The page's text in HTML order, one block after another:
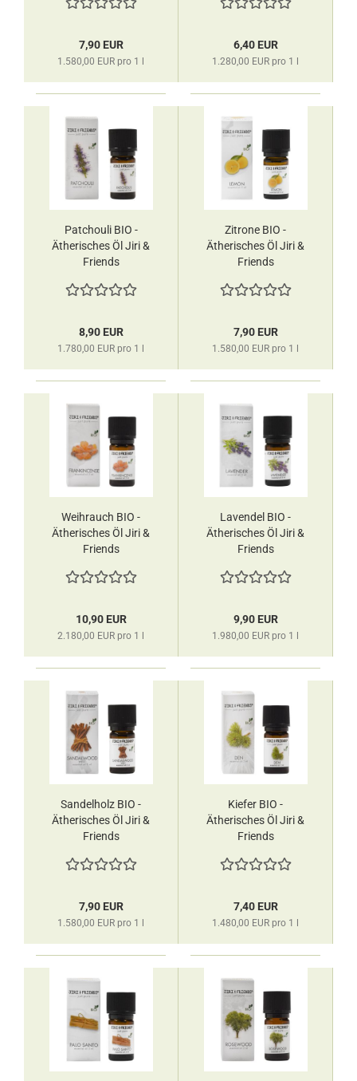
7,90 EUR
1.580,00 EUR pro 1 l
6,40 EUR
1.280,00 EUR pro 1 l
Patchouli BIO -
Ätherisches Öl Jiri &
Friends
8,90 EUR
1.780,00 EUR pro 1 l
Zitrone BIO -
Ätherisches Öl Jiri &
Friends
7,90 EUR
1.580,00 EUR pro 1 l
Weihrauch BIO -
Ätherisches Öl Jiri &
Friends
10,90 EUR
2.180,00 EUR pro 1 l
Lavendel BIO -
Ätherisches Öl Jiri &
Friends
9,90 EUR
1.980,00 EUR pro 1 l
Sandelholz BIO -
Ätherisches Öl Jiri &
Friends
7,90 EUR
1.580,00 EUR pro 1 l
Kiefer BIO -
Ätherisches Öl Jiri &
Friends
7,40 EUR
1.480,00 EUR pro 1 l